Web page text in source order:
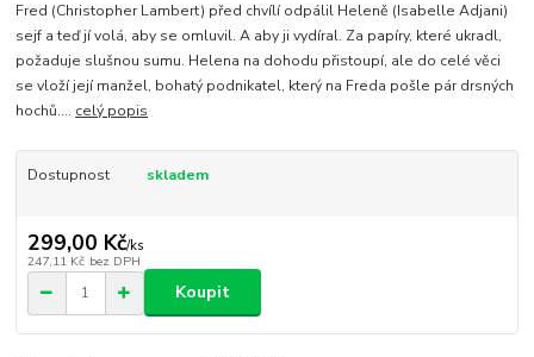
Fred (Christopher Lambert) před chvílí odpálil Heleně (Isabelle Adjani)
sejf a teď jí volá, aby se omluvil. A aby ji vydíral. Za papíry, které ukradl,
požaduje slušnou sumu. Helena na dohodu přistoupí, ale do celé věci
se vloží její manžel, bohatý podnikatel, který na Freda pošle pár drsných
hochů.... celý popis
Dostupnost skladem
299,00 Kč/ks
247,11 Kč bez DPH
Koupit